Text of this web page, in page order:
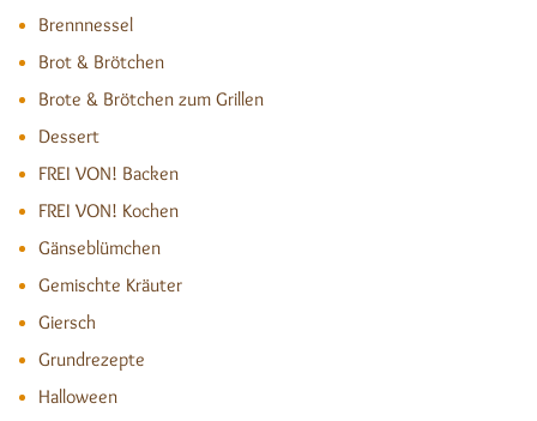
Brennnessel
Brot & Brötchen
Brote & Brötchen zum Grillen
Dessert
FREI VON! Backen
FREI VON! Kochen
Gänseblümchen
Gemischte Kräuter
Giersch
Grundrezepte
Halloween